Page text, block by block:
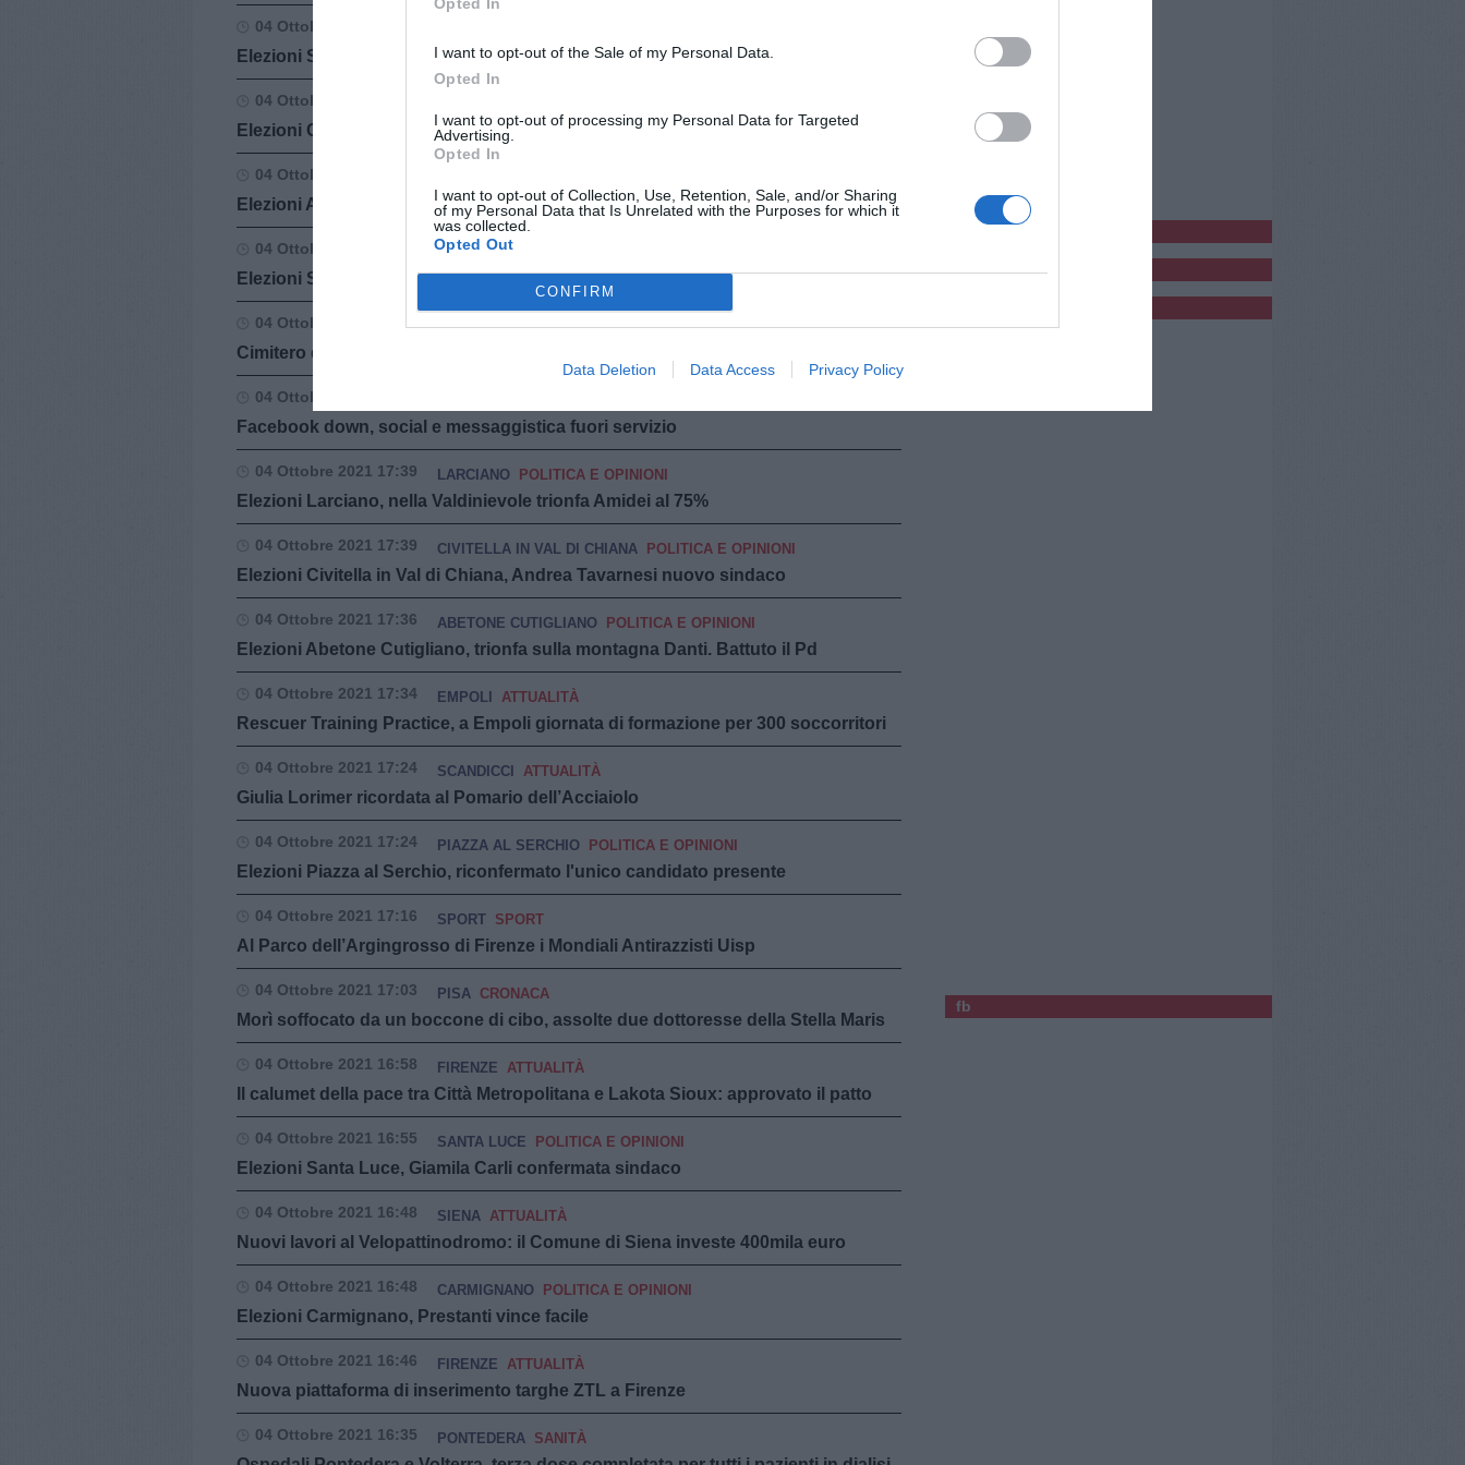
I want to opt-out of the Sale of my Personal Data.
Opted In
I want to opt-out of processing my Personal Data for Targeted
Advertising.
Opted In
I want to opt-out of Collection, Use, Retention, Sale, and/or Sharing
of my Personal Data that Is Unrelated with the Purposes for which it
was collected.
Opted Out
CONFIRM
Data Deletion Data Access Privacy Policy
04 Ottobre 2021 18:47
Elezioni San Vincenzo, Riccucci nuovo sindaco "senza partito"
04 Ottobre 2021 18:36
Elezioni Castellina Marittima, dei tre candidati trionfa Alessandro Giari
04 Ottobre 2021 18:25
Elezioni Anghiari: vittoria del sindaco uscente Alessandro Polcri
04 Ottobre 2021 18:08 SCANSANO
Elezioni Scansano, trionfa Maria Bice Ginesi
04 Ottobre 2021 18:02 BARBERINO TAVARNELLE ATTUALITÀ
Cimitero di Monsanto, lavori terminati a Barberino Tavarnelle
04 Ottobre 2021 18:01
Facebook down, social e messaggistica fuori servizio
04 Ottobre 2021 17:39 LARCIANO POLITICA E OPINIONI
Elezioni Larciano, nella Valdinievole trionfa Amidei al 75%
04 Ottobre 2021 17:39 CIVITELLA IN VAL DI CHIANA POLITICA E OPINIONI
Elezioni Civitella in Val di Chiana, Andrea Tavarnesi nuovo sindaco
04 Ottobre 2021 17:36 ABETONE CUTIGLIANO POLITICA E OPINIONI
Elezioni Abetone Cutigliano, trionfa sulla montagna Danti. Battuto il Pd
04 Ottobre 2021 17:34 EMPOLI ATTUALITÀ
Rescuer Training Practice, a Empoli giornata di formazione per 300 soccorritori
04 Ottobre 2021 17:24 SCANDICCI ATTUALITÀ
Giulia Lorimer ricordata al Pomario dell’Acciaiolo
04 Ottobre 2021 17:24 PIAZZA AL SERCHIO POLITICA E OPINIONI
Elezioni Piazza al Serchio, riconfermato l'unico candidato presente
04 Ottobre 2021 17:16 SPORT SPORT
Al Parco dell’Argingrosso di Firenze i Mondiali Antirazzisti Uisp
04 Ottobre 2021 17:03 PISA CRONACA
Morì soffocato da un boccone di cibo, assolte due dottoresse della Stella Maris
04 Ottobre 2021 16:58 FIRENZE ATTUALITÀ
Il calumet della pace tra Città Metropolitana e Lakota Sioux: approvato il patto
04 Ottobre 2021 16:55 SANTA LUCE POLITICA E OPINIONI
Elezioni Santa Luce, Giamila Carli confermata sindaco
04 Ottobre 2021 16:48 SIENA ATTUALITÀ
Nuovi lavori al Velopattinodromo: il Comune di Siena investe 400mila euro
04 Ottobre 2021 16:48 CARMIGNANO POLITICA E OPINIONI
Elezioni Carmignano, Prestanti vince facile
04 Ottobre 2021 16:46 FIRENZE ATTUALITÀ
Nuova piattaforma di inserimento targhe ZTL a Firenze
04 Ottobre 2021 16:35 PONTEDERA SANITÀ
Pubblicità
fb